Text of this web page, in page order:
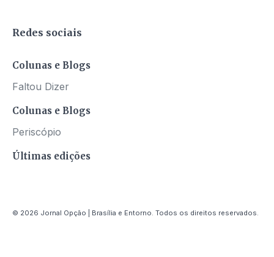
Redes sociais
Colunas e Blogs
Faltou Dizer
Colunas e Blogs
Periscópio
Últimas edições
© 2026 Jornal Opção | Brasília e Entorno. Todos os direitos reservados.